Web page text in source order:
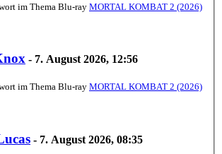
im Thema Blu-ray MORTAL KOMBAT 2 (2026)
- 7. August 2026, 12:56
im ThemaBlu-ray MORTAL KOMBAT 2 (2026)
- 7. August 2026, 08:35